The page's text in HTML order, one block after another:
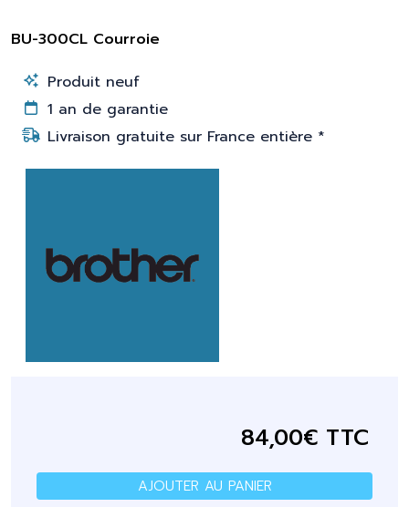
BU-300CL Courroie
Produit neuf
1 an de garantie
Livraison gratuite sur France entière *
84,00€ TTC
AJOUTER AU PANIER